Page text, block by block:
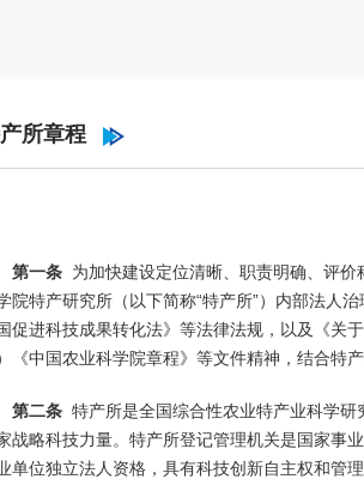
所章程
第一条 为加快建设定位清晰、职责明确、评
院特产研究所（以下简称“特产所”）内部法人
促进科技成果转化法》等法律法规，以及《关
《中国农业科学院章程》等文件精神，结合特
第二条 特产所是全国综合性农业特产业科学
战略科技力量。特产所登记管理机关是国家事
单位独立法人资格，具有科技创新自主权和管理